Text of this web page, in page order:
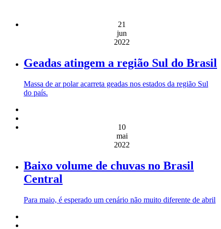
21
jun
2022
Geadas atingem a região Sul do Brasil
Massa de ar polar acarreta geadas nos estados da região Sul
do país.
10
mai
2022
Baixo volume de chuvas no Brasil
Central
Para maio, é esperado um cenário não muito diferente de abril